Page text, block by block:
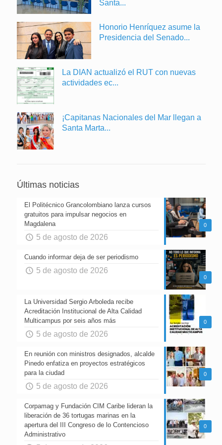
Santa...
Honorio Henríquez asume la
Presidencia del Senado...
La DIAN actualizó el RUT con nuevas
actividades ec...
¡Capitanas Nacionales del Mar llegan a
Santa Marta...
Últimas noticias
0
El Politécnico Grancolombiano lanza cursos
gratuitos para impulsar negocios en
Magdalena
5 de agosto de 2026
0
Cuando informar deja de ser periodismo
5 de agosto de 2026
0
La Universidad Sergio Arboleda recibe
Acreditación Institucional de Alta Calidad
Multicampus por seis años más
5 de agosto de 2026
0
En reunión con ministros designados, alcalde
Pinedo enfatiza en proyectos estratégicos
para la ciudad
5 de agosto de 2026
0
Corpamag y Fundación CIM Caribe lideran la
liberación de 36 tortugas marinas en la
apertura del III Congreso de lo Contencioso
Administrativo